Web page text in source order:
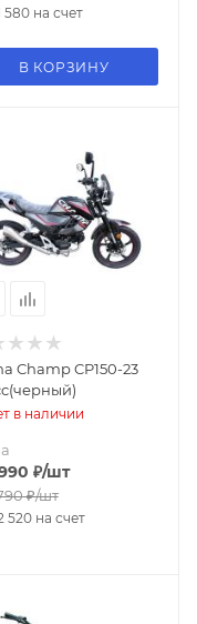
580 на счет
В КОРЗИНУ
Champ CP150-23
в наличии
₽/шт
₽/шт
520 на счет